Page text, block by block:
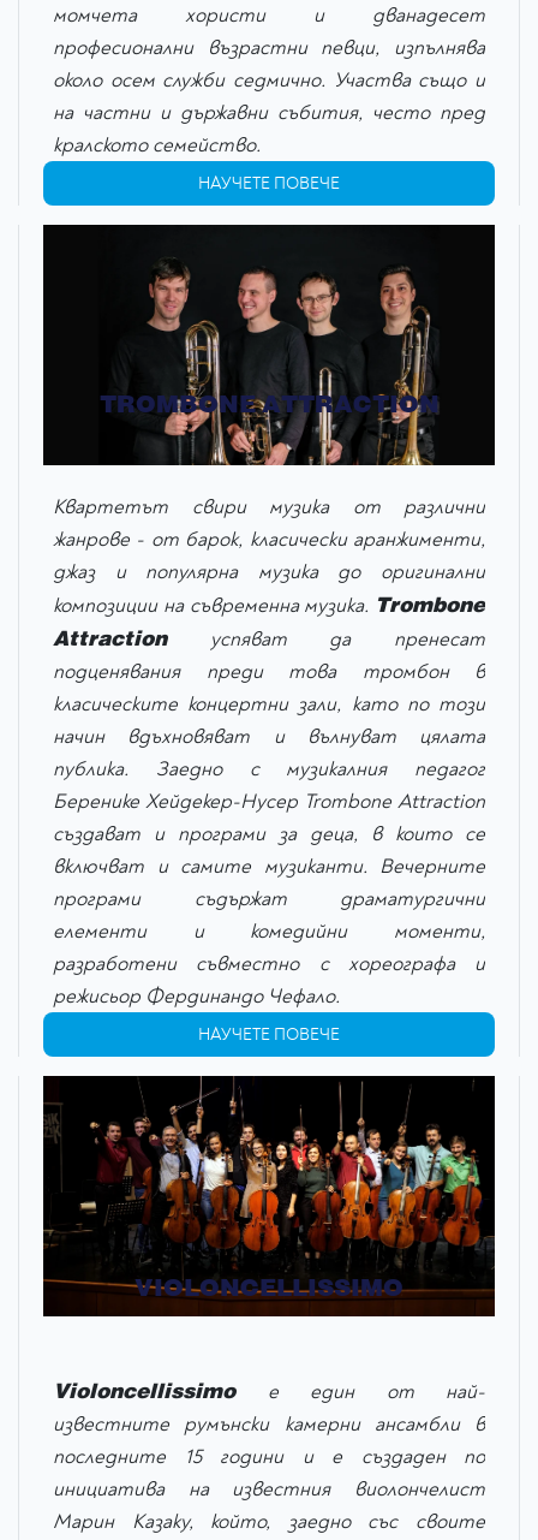
момчета хористи и дванадесет
професионални възрастни певци, изпълнява
около осем служби седмично. Участва също и
на частни и държавни събития, често пред
кралското семейство.
НАУЧЕТЕ ПОВЕЧЕ
TROMBONE ATTRACTION
Квартетът свири музика от различни
жанрове - от барок, класически аранжименти,
джаз и популярна музика до оригинални
композиции на съвременна музика. Trombone
Attraction
успяват да пренесат
подценявания преди това тромбон в
класическите концертни зали, като по този
начин вдъхновяват и вълнуват цялата
публика. Заедно с музикалния педагог
Беренике Хейдекер-Нусер Trombone Attraction
създават и програми за деца, в които се
включват и самите музиканти. Вечерните
програми съдържат драматургични
елементи и комедийни моменти,
разработени съвместно с хореографа и
режисьор Фердинандо Чефало.
НАУЧЕТЕ ПОВЕЧЕ
VIOLONCELLISSIMO
Violoncellissimoе един от най-
известните румънски камерни ансамбли в
последните 15 години и е създаден по
инициатива на известния виолончелист
Марин Казаку, който, заедно със своите